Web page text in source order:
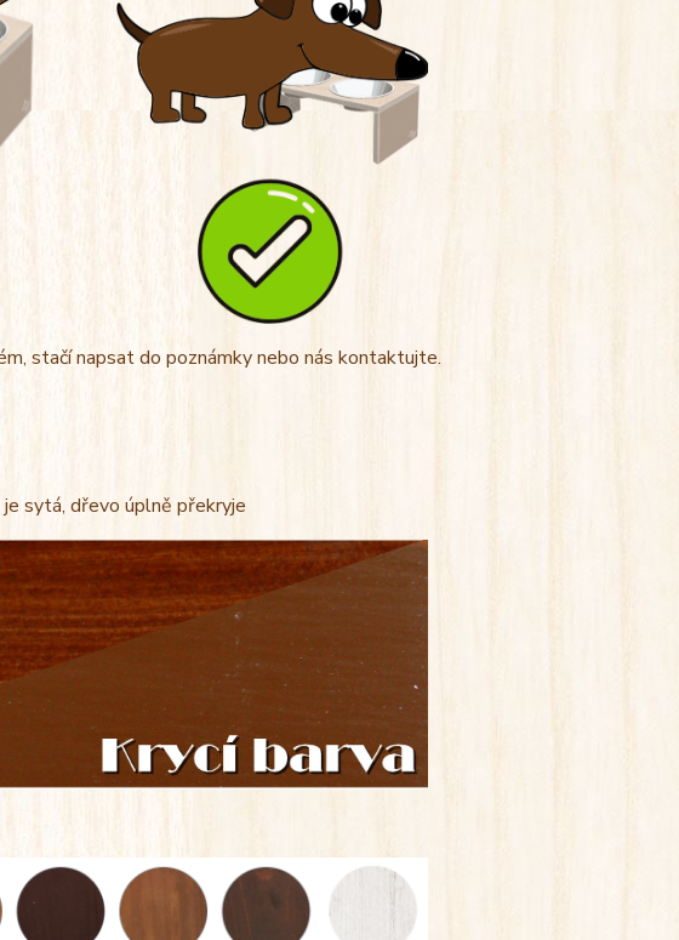
stačí napsat do poznámky nebo nás kontaktujte.
je sytá, dřevo úplně překryje